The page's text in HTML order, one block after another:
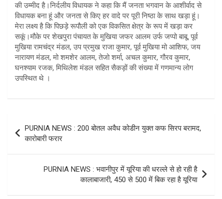
की उम्मीद है।निर्दलीय विधायक ने कहा कि मैं जनता भगवान के आशीर्वाद से
विधायक बना हूं और जनता से किए हर वादे पर पूरी निष्ठा के साथ खड़ा हूं।
मेरा लक्ष्य है कि पिछड़े रूपौली को एक विकसित क्षेत्र के रूप में खड़ा कर
सकूं।मौके पर शेखपुरा पंचायत के मुखिया जफर आलम उर्फ जप्पो बाबू, पूर्व
मुखिया रामचंद्र मंडल, उप प्रमुख राजा कुमार, पूर्व मुखिया मो आशिफ, जय
नारायण मंडल, मो शमशेर आलम, तेजो शर्मा, अचल कुमार, गौरव कुमार,
घनश्याम रजक, मिथिलेश मंडल सहित सैकड़ों की संख्या में गणमान्य लोग
उपस्थित थे ।
navigation
PURNIA NEWS : 200 बोतल अवैध कोडीन युक्त कफ सिरप बरामद,
कारोबारी फरार
PURNIA NEWS : भवानीपुर में यूरिया की धरल्ले से हो रही है
कालाबाजारी, 450 से 500 में बिक रहा है यूरिया